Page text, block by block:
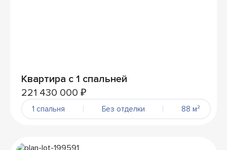
Квартира с 1 спальней
221 430 000 ₽
1 спальня Без отделки 88 м²